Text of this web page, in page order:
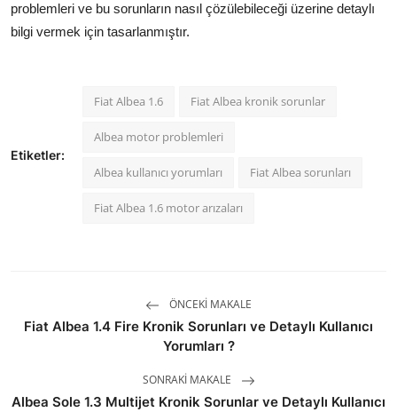
problemleri ve bu sorunların nasıl çözülebileceği üzerine detaylı
bilgi vermek için tasarlanmıştır.
Etiketler:
Fiat Albea 1.6 Fiat Albea kronik sorunlar
Albea motor problemleri
Albea kullanıcı yorumları Fiat Albea sorunları
Fiat Albea 1.6 motor arızaları
ÖNCEKI MAKALE
Fiat Albea 1.4 Fire Kronik Sorunları ve Detaylı Kullanıcı
Yorumları ?
SONRAKI MAKALE
Albea Sole 1.3 Multijet Kronik Sorunlar ve Detaylı Kullanıcı